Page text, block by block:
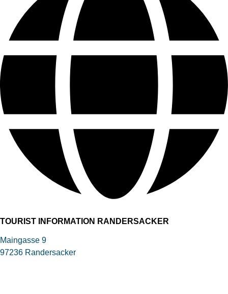
TOURIST INFORMATION RANDERSACKER
Maingasse 9
97236 Randersacker